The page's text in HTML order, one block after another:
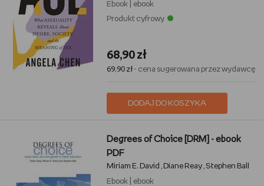
Ebook
ebook
Produkt cyfrowy
68,90 zł
69,90 zł- cena sugerowana przez wydawcę
DODAJ DO KOSZYKA
Degrees of Choice [DRM] - ebook
PDF
Miriam E. David Diane Reay Stephen Ball
Ebook
ebook